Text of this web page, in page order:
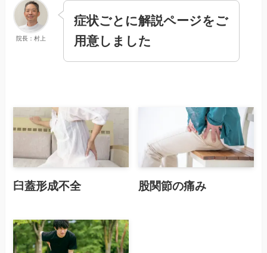
院長：村上
症状ごとに解説ページをご
用意しました
臼蓋形成不全 股関節の痛み